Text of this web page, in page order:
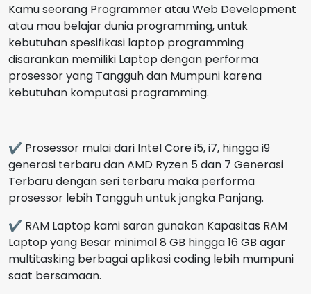
Kamu seorang Programmer atau Web Development
atau mau belajar dunia programming, untuk
kebutuhan spesifikasi laptop programming
disarankan memiliki Laptop dengan performa
prosessor yang Tangguh dan Mumpuni karena
kebutuhan komputasi programming.
✔ Prosessor mulai dari Intel Core i5, i7, hingga i9
generasi terbaru dan AMD Ryzen 5 dan 7 Generasi
Terbaru dengan seri terbaru maka performa
prosessor lebih Tangguh untuk jangka Panjang.
✔ RAM Laptop kami saran gunakan Kapasitas RAM
Laptop yang Besar minimal 8 GB hingga 16 GB agar
multitasking berbagai aplikasi coding lebih mumpuni
saat bersamaan.